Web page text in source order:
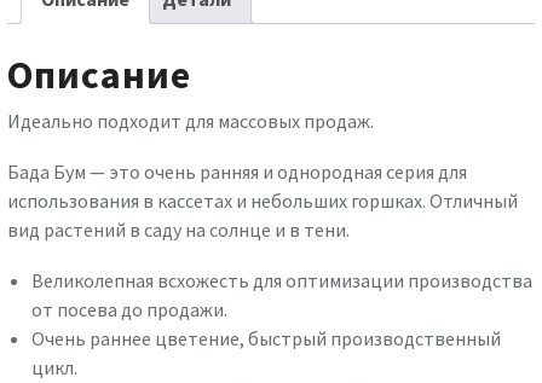
Описание
Идеально подходит для массовых продаж.
Бада Бум — это очень ранняя и однородная серия для
использования в кассетах и небольших горшках. Отличный
вид растений в саду на солнце и в тени.
Великолепная всхожесть для оптимизации производства
от посева до продажи.
Очень раннее цветение, быстрый производственный
цикл.